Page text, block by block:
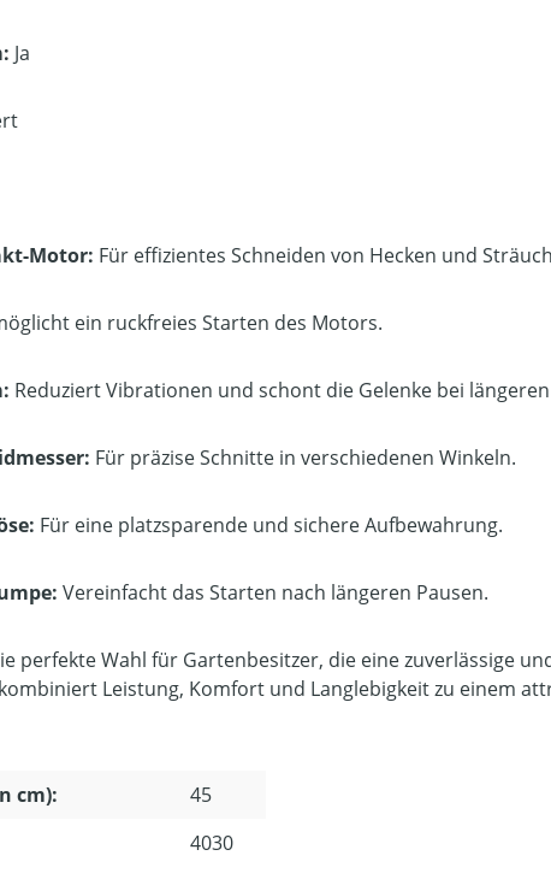
Ja
Motor: Für effizientes Schneiden von Hecken und
ein ruckfreies Starten des Motors.
Reduziert Vibrationen und schont die Gelenke bei
Für präzise Schnitte in verschiedenen Winkeln.
Für eine platzsparende und sichere Aufbewahrung.
Vereinfacht das Starten nach längeren Pausen.
perfekte Wahl für Gartenbesitzer, die eine zuverlässige
Leistung, Komfort und Langlebigkeit zu einem
cm):
45
4030